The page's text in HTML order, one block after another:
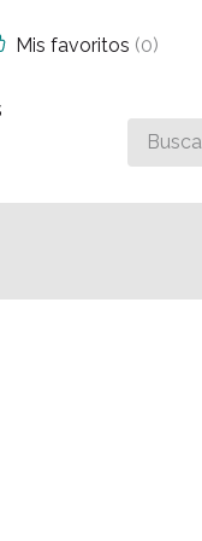
Buscar
algo
Mis favoritos (0)